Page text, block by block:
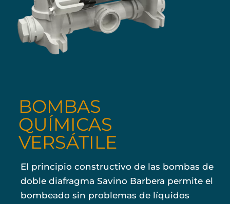
BOMBAS
QUÍMICAS
VERSÁTILE
El principio constructivo de las bombas de
doble diafragma Savino Barbera permite el
bombeado sin problemas de líquidos